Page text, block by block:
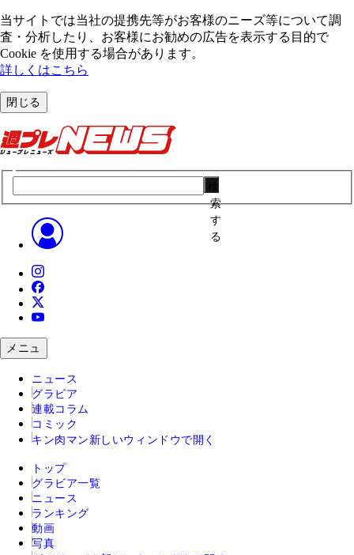
当サイトでは当社の提携先等がお客様のニーズ等について調
査・分析したり、お客様にお勧めの広告を表⽰する⽬的で
Cookie を使⽤する場合があります。
詳しくはこちら
閉じる
索
す
る
メニュ
ニュース
グラビア
連載コラム
コミック
キン肉マン 新しいウィンドウで開く
トップ
グラビア一覧
ニュース
ランキング
動画
写真